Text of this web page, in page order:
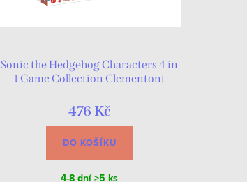
Sonic the Hedgehog Characters 4 in
1 Game Collection Clementoni
476 Kč
DO KOŠÍKU
4-8 dní>5 ks